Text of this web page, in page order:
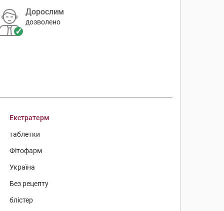
Дорослим
дозволено
Екстратерм
таблетки
Фітофарм
Україна
Без рецепту
блістер